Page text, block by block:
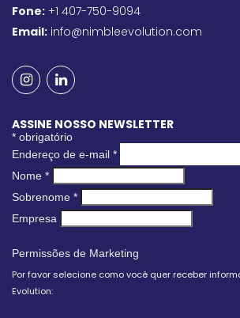
Fone: +1 407-750-9094
Email: info@nimbleevolution.com
ASSINE NOSSO NEWSLETTER
* obrigatório
Endereço de e-mail *
Nome *
Sobrenome *
Empresa
Permissões de Marketing
Por favor selecione como você quer receber
Evolution: